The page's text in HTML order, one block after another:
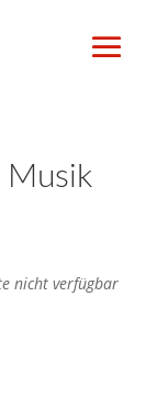
Musik
nicht verfügbar